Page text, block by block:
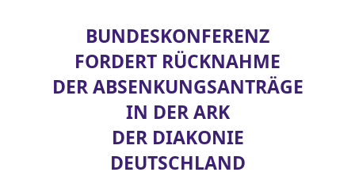
BUNDESKONFERENZ
FORDERT RÜCKNAHME
DER ABSENKUNGSANTRÄGE
IN DER ARK
DER DIAKONIE
DEUTSCHLAND